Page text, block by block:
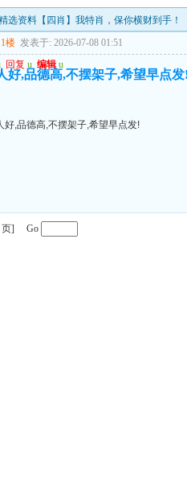
资料【四肖】我特肖，保你横财到手！
楼 发表于: 2026-07-08 01:51
回复 u 编辑 u
好,品德高,不摆架子,希望早点
好,品德高,不摆架子,希望早点发!
页] Go